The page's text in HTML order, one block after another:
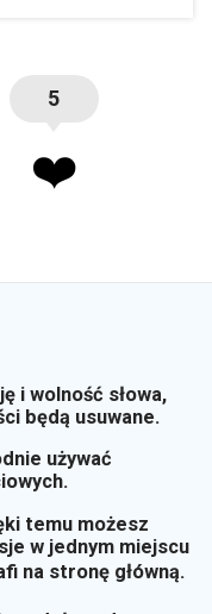
5
❤️
i wolność słowa,
będą usuwane.
używać
temu możesz
w jednym miejscu
na stronę główną.